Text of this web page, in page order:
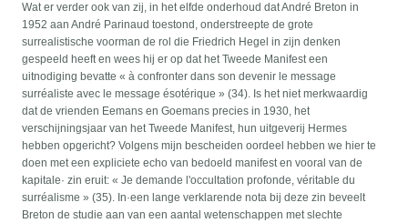
Wat er verder ook van zij, in het elfde onderhoud dat André Breton in
1952 aan André Parinaud toestond, onderstreepte de grote
surrealistische voorman de rol die Friedrich Hegel in zijn denken
gespeeld heeft en wees hij er op dat het Tweede Manifest een
uitnodiging bevatte « à confronter dans son devenir le message
surréaliste avec le message ésotérique » (34). Is het niet merkwaardig
dat de vrienden Eemans en Goemans precies in 1930, het
verschijningsjaar van het Tweede Manifest, hun uitgeverij Hermes
hebben opgericht? Volgens mijn bescheiden oordeel hebben we hier te
doen met een expliciete echo van bedoeld manifest en vooral van de
kapitale· zin eruit: « Je demande l'occultation profonde, véritable du
surréalisme » (35). In·een lange verklarende nota bij deze zin beveelt
Breton de studie aan van een aantal wetenschappen met slechte